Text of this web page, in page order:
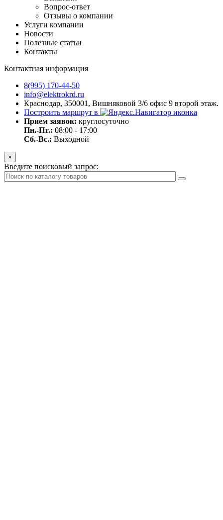
Вопрос-ответ
Отзывы о компании
Услуги компании
Новости
Полезные статьи
Контакты
Контактная информация
8(995) 170-44-50
info@elektrokrd.ru
Краснодар, 350001, Вишняковой 3/6 офис 9 второй этаж.
Построить маршрут в
Прием заявок: круглосуточно
Пн.-Пт.: 08:00 - 17:00
Сб.-Вс.: Выходной
×
Введите поисковый запрос: